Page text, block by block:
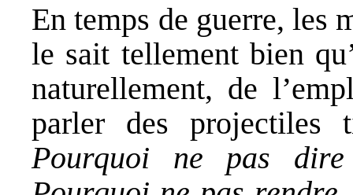
En temps de guerre, les
le sait tellement bien
naturellement, de
parler des projectiles
Pourquoi ne pas